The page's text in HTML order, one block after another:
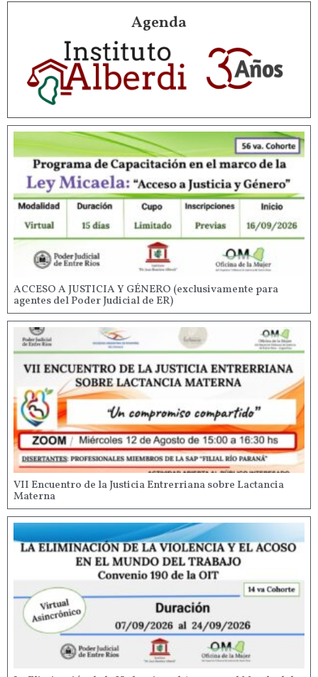
Agenda
ACCESO A JUSTICIA Y GÉNERO (exclusivamente para
agentes del Poder Judicial de ER)
VII Encuentro de la Justicia Entrerriana sobre Lactancia
Materna